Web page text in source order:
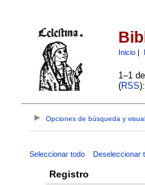
Inicio|
1–1
(RSS):
Opciones de búsqueda y
Seleccionar todo Deseleccionar
Registro